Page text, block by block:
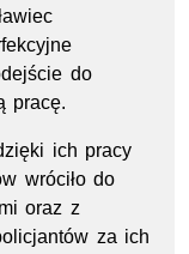
do
pracę.
ich pracy
wróciło do
oraz z
za ich